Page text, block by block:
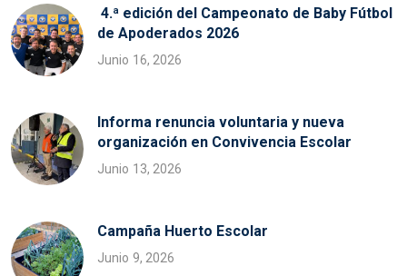
4.ª edición del Campeonato de Baby Fútbol
de Apoderados 2026
Junio 16, 2026
Informa renuncia voluntaria y nueva
organización en Convivencia Escolar
Junio 13, 2026
Campaña Huerto Escolar
Junio 9, 2026